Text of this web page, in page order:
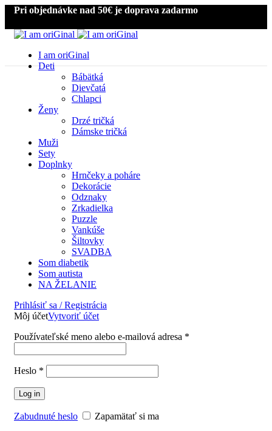
Pri objednávke nad 50€ je doprava zadarmo
I am oriGinal
Deti
Bábätká
Dievčatá
Chlapci
Ženy
Drzé tričká
Dámske tričká
Muži
Sety
Doplnky
Hrnčeky a poháre
Dekorácie
Odznaky
Zrkadielka
Puzzle
Vankúše
Šiltovky
SVADBA
Som diabetik
Som autista
NA ŽELANIE
Prihlásiť sa / Registrácia
Môj účetVytvoriť účet
Používateľské meno alebo e-mailová adresa *
Heslo *
Log in
Zabudnuté heslo
Zapamätať si ma